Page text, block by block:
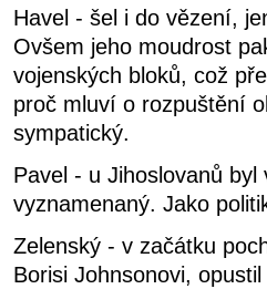
Havel - šel i do vězení,
Ovšem jeho moudrost
vojenských bloků, což
proč mluví o rozpuštění
sympatický.
Pavel - u Jihoslovanů
vyznamenaný. Jako
Zelenský - v začátku
Borisi Johnsonovi,